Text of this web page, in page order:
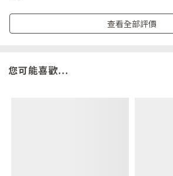
查看全部評價
您可能喜歡...